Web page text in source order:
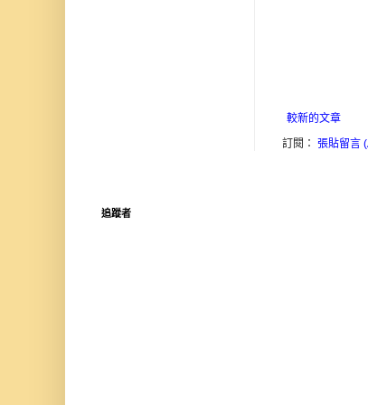
較新的文章
訂閱： 張貼留言
追蹤者